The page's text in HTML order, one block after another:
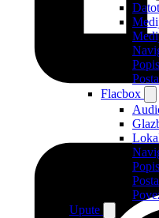
Flacbox
Upute